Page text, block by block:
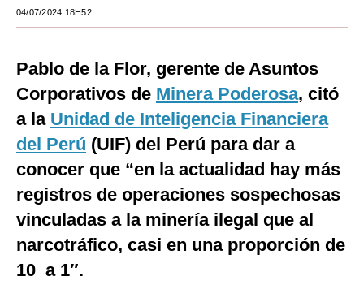
EEUU
España
Internacional
Tecnología
Club del Suscriptor
Mix
G de Gestión
04/07/2024 18H52
Pablo de la Flor, gerente de Asuntos
Corporativos de Minera Poderosa, citó
a la Unidad de Inteligencia Financiera
del Perú (UIF) del Perú para dar a
conocer que “en la actualidad hay más
registros de operaciones sospechosas
vinculadas a la minería ilegal que al
narcotráfico, casi en una proporción de
10 a 1″.